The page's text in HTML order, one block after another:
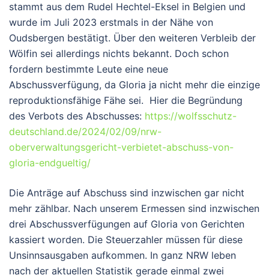
stammt aus dem Rudel Hechtel-Eksel in Belgien und
wurde im Juli 2023 erstmals in der Nähe von
Oudsbergen bestätigt. Über den weiteren Verbleib der
Wölfin sei allerdings nichts bekannt. Doch schon
fordern bestimmte Leute eine neue
Abschussverfügung, da Gloria ja nicht mehr die einzige
reproduktionsfähige Fähe sei. Hier die Begründung
des Verbots des Abschusses: https://wolfsschutz-
deutschland.de/2024/02/09/nrw-
oberverwaltungsgericht-verbietet-abschuss-von-
gloria-endgueltig/
Die Anträge auf Abschuss sind inzwischen gar nicht
mehr zählbar. Nach unserem Ermessen sind inzwischen
drei Abschussverfügungen auf Gloria von Gerichten
kassiert worden. Die Steuerzahler müssen für diese
Unsinnsausgaben aufkommen. In ganz NRW leben
nach der aktuellen Statistik gerade einmal zwei